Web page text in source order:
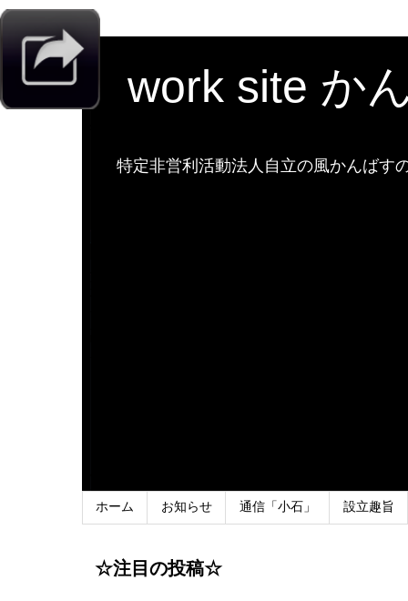
work site か
特定非営利活動法人自立の風かんばす
ホーム お知らせ 通信「小石」 設立趣旨
☆注目の投稿☆